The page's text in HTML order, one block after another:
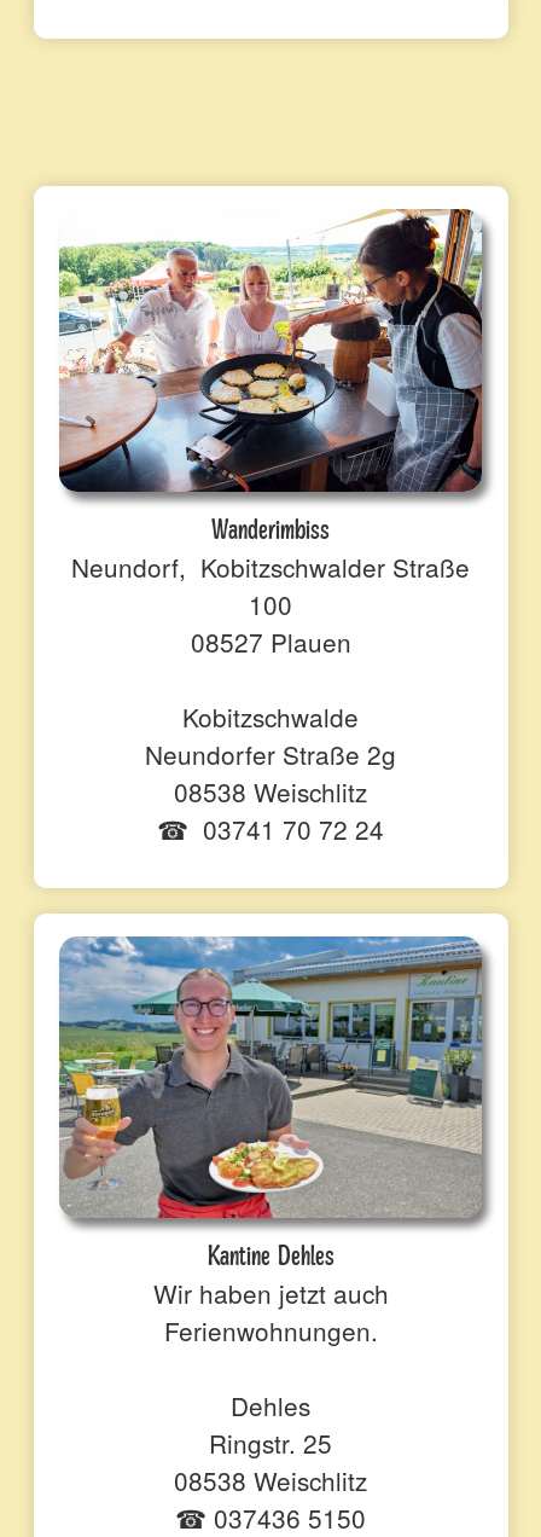
Wanderimbiss
Neundorf, Kobitzschwalder Straße
100
08527 Plauen
Kobitzschwalde
Neundorfer Straße 2g
08538 Weischlitz
☎ 03741 70 72 24
Kantine Dehles
Wir haben jetzt auch
Ferienwohnungen.
Dehles
Ringstr. 25
08538 Weischlitz
☎ 037436 5150